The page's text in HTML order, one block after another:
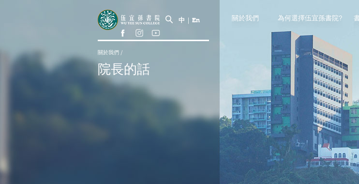
關於我們 /
院長的話
中 En 關於我們 為何選擇伍宜孫書院?